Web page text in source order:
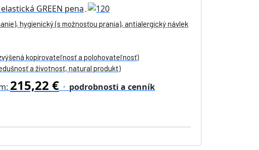
hygienický (s možnosťou prania), antialergický návlek
kopírovateľnosť a polohovateľnosť)
a životnosť, natural produkt)
215,22 € · podrobnosti a cenník